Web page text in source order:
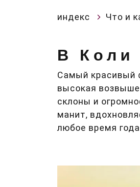
индекс Что и
В Коли
Самый красивый
высокая
склоны и
манит,
любое время